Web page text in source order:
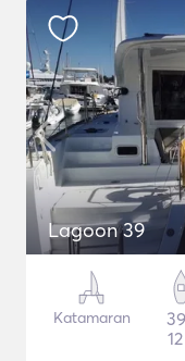
Lagoon 39
Katamaran